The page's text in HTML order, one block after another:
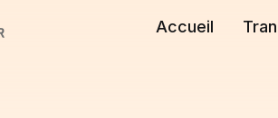
Accueil